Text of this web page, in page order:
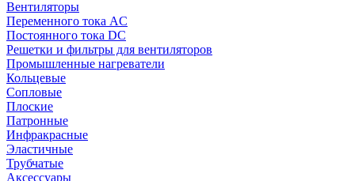
Вентиляторы
Переменного тока AC
Постоянного тока DC
Решетки и фильтры для вентиляторов
Промышленные нагреватели
Кольцевые
Сопловые
Плоские
Патронные
Инфракрасные
Эластичные
Трубчатые
Аксессуары